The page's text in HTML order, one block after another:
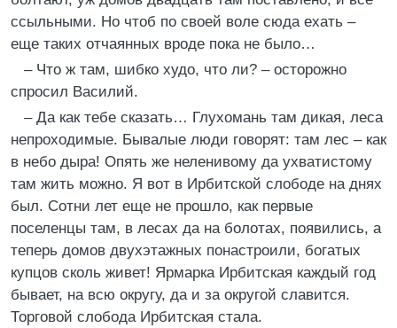
ссыльными. Но чтоб по своей воле сюда ехать –
еще таких отчаянных вроде пока не было…
– Что ж там, шибко худо, что ли? – осторожно
спросил Василий.
– Да как тебе сказать… Глухомань там дикая, леса
непроходимые. Бывалые люди говорят: там лес – как
в небо дыра! Опять же неленивому да ухватистому
там жить можно. Я вот в Ирбитской слободе на днях
был. Сотни лет еще не прошло, как первые
поселенцы там, в лесах да на болотах, появились, а
теперь домов двухэтажных понастроили, богатых
купцов сколь живет! Ярмарка Ирбитская каждый год
бывает, на всю округу, да и за округой славится.
Торговой слобода Ирбитская стала.